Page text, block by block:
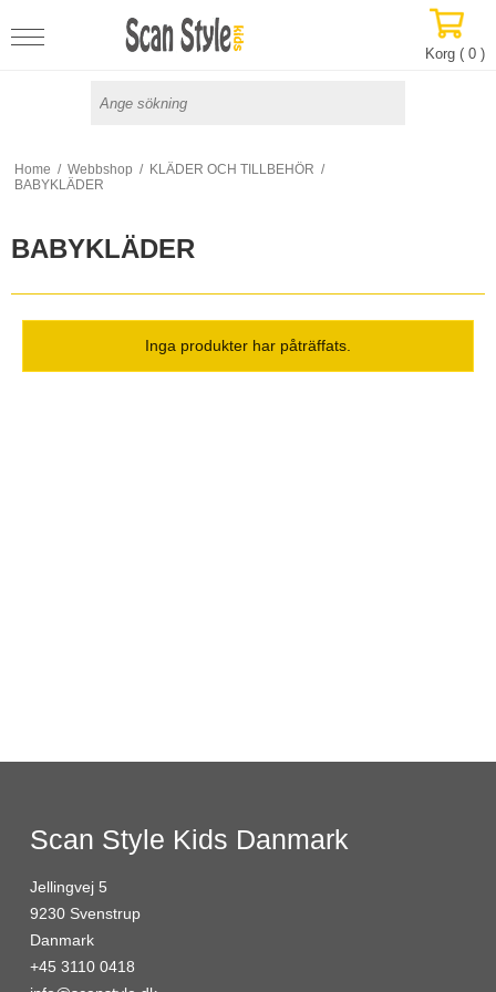
Korg ( 0 )
Home / Webbshop / KLÄDER OCH TILLBEHÖR /
BABYKLÄDER
BABYKLÄDER
Inga produkter har påträffats.
Scan Style Kids Danmark
Jellingvej 5
9230 Svenstrup
Danmark
+45 3110 0418